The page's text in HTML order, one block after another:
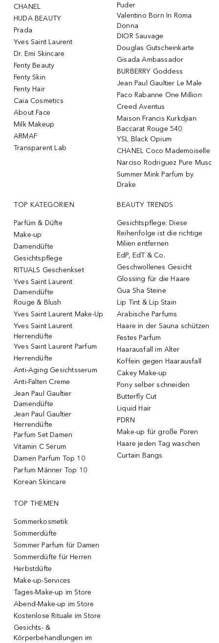
CHANEL
HUDA BEAUTY
Prada
Yves Saint Laurent
Dr. Emi Skincare
Fenty Beauty
Fenty Skin
Fenty Hair
Caia Cosmetics
About Face
Milk Makeup
ARMAF
Transparent Lab
Puder
Valentino Born In Roma
Donna
DIOR Sauvage
Douglas Gutscheinkarte
Gisada Ambassador
BURBERRY Goddess
Jean Paul Gaultier Le Male
Paco Rabanne One Million
Creed Aventus
Maison Francis Kurkdjian
Baccarat Rouge 540
YSL Black Opium
CHANEL Coco Mademoiselle
Narciso Rodriguez Pure Musc
Summer Mink Parfum by
Drake
TOP KATEGORIEN
Parfüm & Düfte
Make-up
Damendüfte
Gesichtspflege
RITUALS Geschenkset
Yves Saint Laurent
Damendüfte
Rouge & Blush
Yves Saint Laurent Make-Up
Yves Saint Laurent
Herrendüfte
Yves Saint Laurent Parfum
Herrendüfte
Anti-Aging Gesichtsserum
Anti-Falten Creme
Jean Paul Gaultier
Damendüfte
Jean Paul Gaultier
Herrendüfte
Parfum Set Damen
Vitamin C Serum
Damen Parfum Top 10
Parfum Männer Top 10
Korean Skincare
BEAUTY TRENDS
Gesichtspflege: Diese
Reihenfolge ist die richtige
Milien entfernen
EdP, EdT & Co.
Geschwollenes Gesicht
Glossing für die Haare
Gua Sha Steine
Lip Tint & Lip Stain
Arabische Parfums
Haare in der Sauna schützen
Festes Parfum
Haarausfall im Alter
Koffein gegen Haarausfall
Cakey Make-up
Pony selber schneiden
Butterfly Cut
Liquid Hair
PDRN
Make-up für große Poren
Haare jeden Tag waschen
Curtain Bangs
TOP THEMEN
Sommerkosmetik
Sommerdüfte
Sommer Parfum für Damen
Sommerdüfte für Herren
Herbstdüfte
Make-up-Services
Tages-Make-up im Store
Abend-Make-up im Store
Kostenlose Rituale im Store
Gesichts- &
Körperbehandlungen im